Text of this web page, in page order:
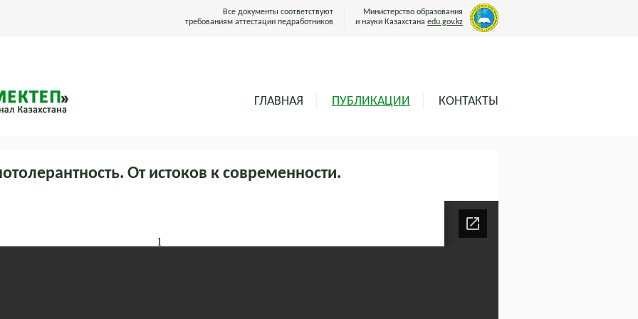
Все документы соответствуют
требованиям аттестации педработников
Министерство образования
и науки Казахстана edu.gov.kz
ГЛАВНАЯ ПУБЛИКАЦИИ КОНТАКТЫ
От истоков к современности.